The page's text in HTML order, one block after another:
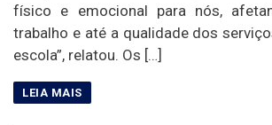
físico e emocional para nós,
trabalho e até a qualidade dos
escola”, relatou. Os […]